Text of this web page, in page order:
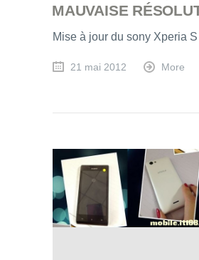
MAUVAISE
Mise à jour du sony Xperia
21 mai 2012 More